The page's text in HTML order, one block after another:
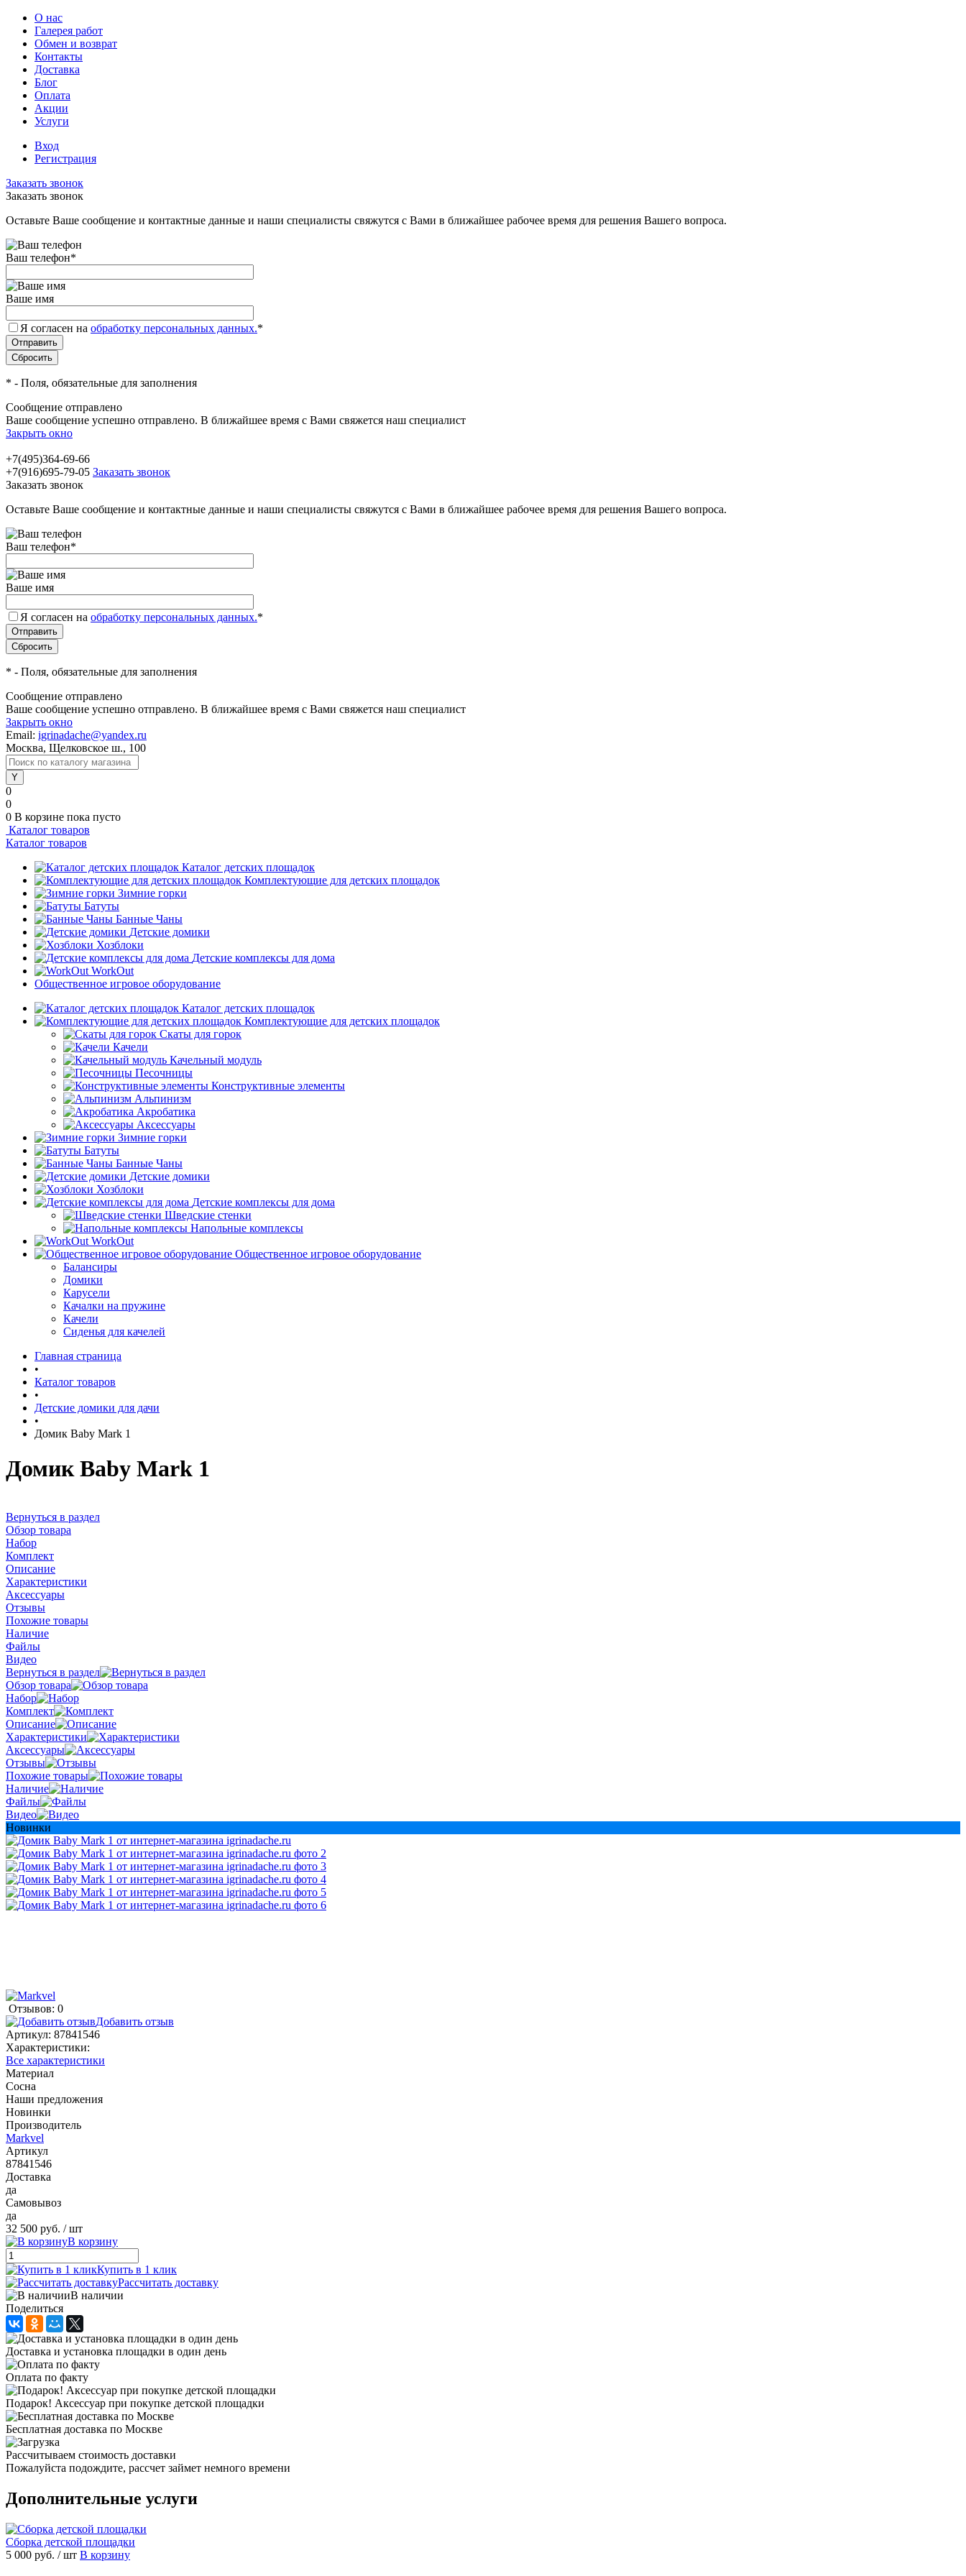
О нас
Галерея работ
Обмен и возврат
Контакты
Доставка
Блог
Оплата
Акции
Услуги
Вход
Регистрация
Заказать звонок
Заказать звонок
Оставьте Ваше сообщение и контактные данные и наши специалисты свяжутся с Вами в ближайшее рабочее время для решения Вашего вопроса.
Ваш телефон*
Ваше имя
Я согласен на обработку персональных данных.*
* - Поля, обязательные для заполнения
Сообщение отправлено
Ваше сообщение успешно отправлено. В ближайшее время с Вами свяжется наш специалист
Закрыть окно
+7(495)364-69-66
+7(916)695-79-05 Заказать звонок
Заказать звонок
Оставьте Ваше сообщение и контактные данные и наши специалисты свяжутся с Вами в ближайшее рабочее время для решения Вашего вопроса.
Ваш телефон*
Ваше имя
Я согласен на обработку персональных данных.*
* - Поля, обязательные для заполнения
Сообщение отправлено
Ваше сообщение успешно отправлено. В ближайшее время с Вами свяжется наш специалист
Закрыть окно
Email: igrinadache@yandex.ru
Москва, Щелковское ш., 100
0
0
0 В корзине пока пусто
Каталог товаров
Каталог товаров
Каталог детских площадок
Комплектующие для детских площадок
Зимние горки
Батуты
Банные Чаны
Детские домики
Хозблоки
Детские комплексы для дома
WorkOut
Общественное игровое оборудование
Каталог детских площадок
Комплектующие для детских площадок
Скаты для горок
Качели
Качельный модуль
Песочницы
Конструктивные элементы
Альпинизм
Акробатика
Аксессуары
Зимние горки
Батуты
Банные Чаны
Детские домики
Хозблоки
Детские комплексы для дома
Шведские стенки
Напольные комплексы
WorkOut
Общественное игровое оборудование
Балансиры
Домики
Карусели
Качалки на пружине
Качели
Сиденья для качелей
Главная страница
•
Каталог товаров
•
Детские домики для дачи
•
Домик Baby Mark 1
Домик Baby Mark 1
Вернуться в раздел
Обзор товара
Набор
Комплект
Описание
Характеристики
Аксессуары
Отзывы
Похожие товары
Наличие
Файлы
Видео
Вернуться в раздел
Обзор товара
Набор
Комплект
Описание
Характеристики
Аксессуары
Отзывы
Похожие товары
Наличие
Файлы
Видео
Новинки
Отзывов: 0
Добавить отзыв
Артикул: 87841546
Характеристики:
Все характеристики
Материал
Сосна
Наши предложения
Новинки
Производитель
Markvel
Артикул
87841546
Доставка
да
Самовывоз
да
32 500 руб. / шт
В корзину
Купить в 1 клик
Рассчитать доставку
В наличии
Поделиться
Доставка и установка площадки в один день
Оплата по факту
Подарок! Аксессуар при покупке детской площадки
Бесплатная доставка по Москве
Рассчитываем стоимость доставки
Пожалуйста подождите, рассчет займет немного времени
Дополнительные услуги
Сборка детской площадки
5 000 руб. / шт В корзину